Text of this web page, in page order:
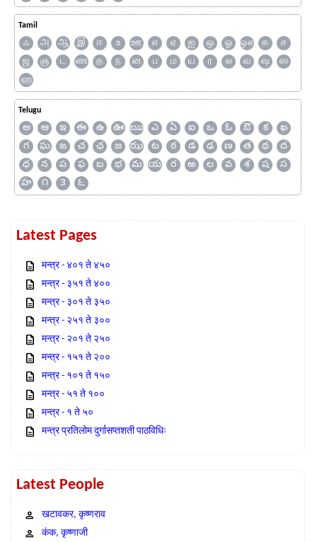
Tamil
ஃ அ ஆ இ ஈ உ ஊ எ ஏ ஐ ஒ ஓ ஔ க
ச
ஜ
ஞ ட ண த ந ன ப ம ய ர ல வ ஷ
ஸ
ஹ
Telugu
అ ఆ ఇ ఈ ఉ ఊ ఋ ఎ ఏ ఐ ఒ ఓ ఔ క
ఖ
గ
ఘ ఙ చ ఛ జ ఝ ట ఠ డ ఢ ణ త థ
ద
ధ
న ప ఫ బ భ మ య ర ఱ ల వ శ ష
స
హ
౧ ౩ ౬
Latest Pages
मन्त्र - ४०१ ते ४५०
मन्त्र - ३५१ ते ४००
मन्त्र - ३०१ ते ३५०
मन्त्र - २५१ ते ३००
मन्त्र - २०१ ते २५०
मन्त्र - १५१ ते २००
मन्त्र - १०१ ते १५०
मन्त्र - ५१ ते १००
मन्त्र - १ ते ५०
मन्त्र प्रतिलोम दुर्गासप्तशती पाठविधिः
Latest People
खटावकर, कृष्णराव
कंक, कृष्णाजी